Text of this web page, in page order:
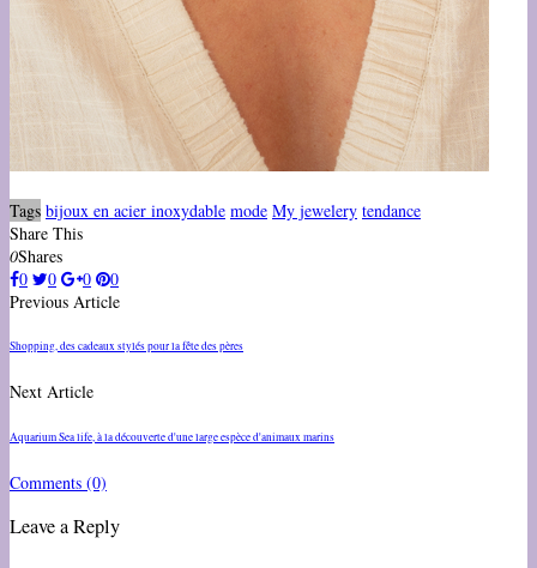
Tags bijoux en acier inoxydable mode My jewelery tendance
Share This
0Shares
0
0 0
0
Previous Article
Shopping, des cadeaux stylés pour la fête des pères
Next Article
Aquarium Sea life, à la découverte d'une large espèce d'animaux marins
Comments (0)
Leave a Reply